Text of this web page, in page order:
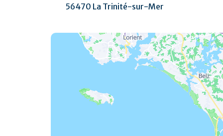
56470 La Trinité-sur-Mer